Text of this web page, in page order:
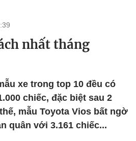
nhất tháng
xe trong top 10 đều có
chiếc, đặc biệt sau 2
mẫu Toyota Vios bất ngờ
quân với 3.161 chiếc...